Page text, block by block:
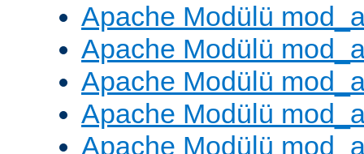
Apache Modülü
Apache Modülü
Apache Modülü
Apache Modülü
Apache Modülü